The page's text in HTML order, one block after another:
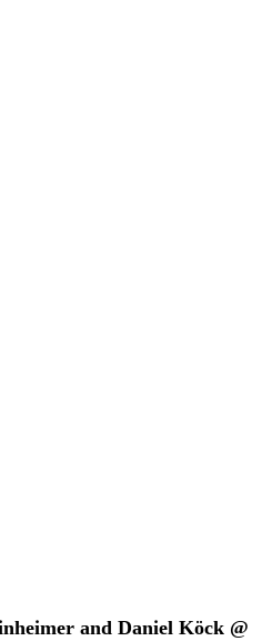
and Daniel Köck @